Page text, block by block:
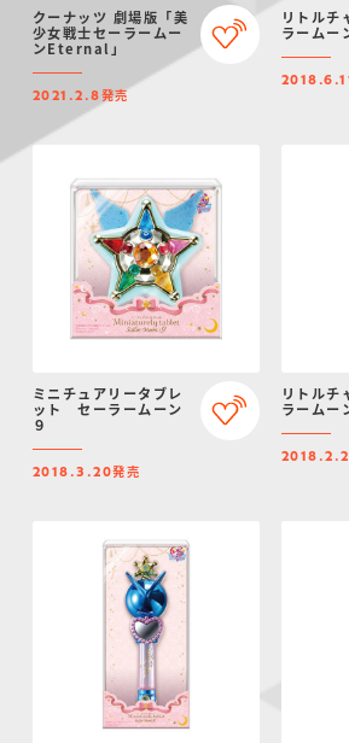
クーナッツ 劇場版「美
少女戦士セーラームー
ンEternal」
2021.2.8発売
リトル
ラームー
ミニチュアリータブレ
ット セーラームーン
９
2018.3.20発売
リトル
ラームー